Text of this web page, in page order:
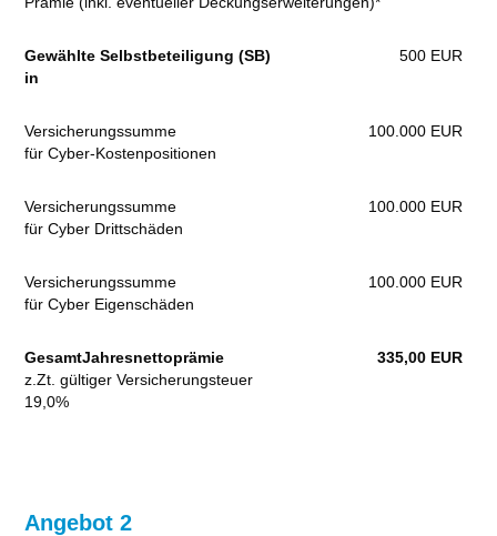
Gewählte Selbstbeteiligung (SB)
in
500 EUR
Versicherungssumme
für Cyber-Kostenpositionen
100.000 EUR
Versicherungssumme
für Cyber Drittschäden
100.000 EUR
Versicherungssumme
für Cyber Eigenschäden
100.000 EUR
GesamtJahresnettoprämie
z.Zt. gültiger Versicherungsteuer
19,0%
335,00 EUR
Angebot 2